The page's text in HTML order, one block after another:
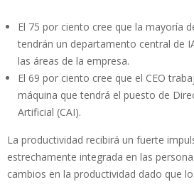
El 75 por ciento cree que la mayoría
tendrán un departamento central de
las áreas de la empresa.
El 69 por ciento cree que el CEO
máquina que tendrá el puesto de
Artificial (CAI).
La productividad recibirá un fuerte
estrechamente integrada en las
cambios en la productividad dado que